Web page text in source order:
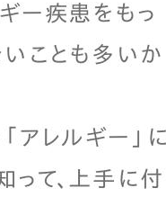
ー疾患をもっ
いことも多いか
アレルギー」に
って、上手に付